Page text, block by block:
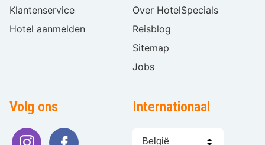
Klantenservice
Hotel aanmelden
Over HotelSpecials
Reisblog
Sitemap
Jobs
Volg ons Internationaal